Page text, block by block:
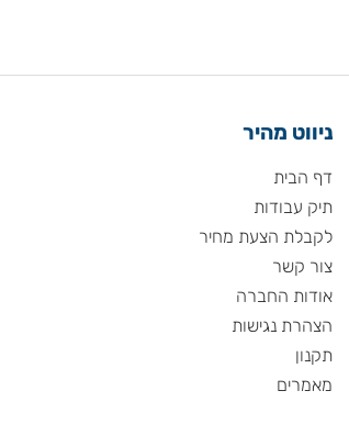
הצעת מחיר
החברה